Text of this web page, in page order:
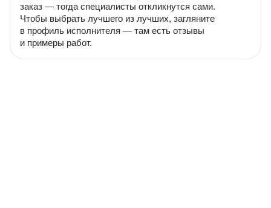
заказ — тогда специалисты откликнутся сами.
Чтобы выбрать лучшего из лучших, загляните
в профиль исполнителя — там есть отзывы
и примеры работ.